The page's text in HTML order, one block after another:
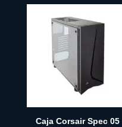
Caja Corsair Spec 05